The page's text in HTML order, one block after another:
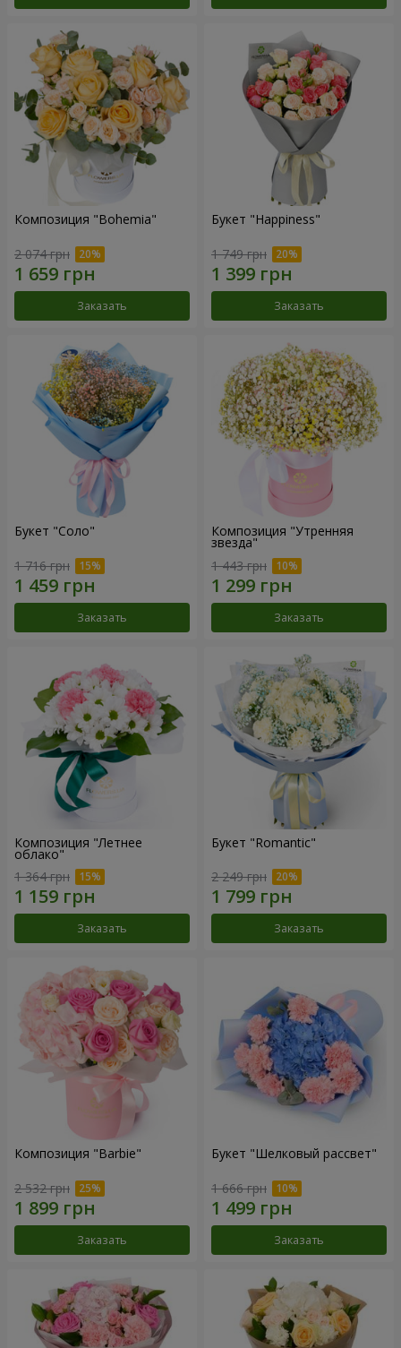
Композиция "Bohemia"
2 074 грн
Заказать
Букет "Happiness"
1 749 грн
Заказать
Букет "Соло"
1 716 грн
Заказать
Композиция "Утренняя
звезда"
1 443 грн
Заказать
Композиция "Летнее
облако"
1 364 грн
Заказать
Букет "Romantic"
2 249 грн
Заказать
Композиция "Barbie"
2 532 грн
Заказать
Букет "Шелковый рассвет"
1 666 грн
Заказать